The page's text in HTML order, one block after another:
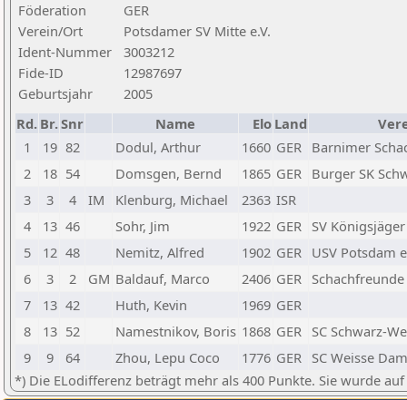
Föderation
GER
Verein/Ort
Potsdamer SV Mitte e.V.
Ident-Nummer
3003212
Fide-ID
12987697
Geburtsjahr
2005
Rd. Br.Snr Name Elo Land
1
19 82 Dodul, Arthur 1660 GER Barnimer
2
18 54 Domsgen, Bernd 1865 GER Burger SK
3
3 4 IM Klenburg, Michael 2363 ISR
4
13 46 Sohr, Jim 1922 GER SV
5
12 48 Nemitz, Alfred 1902 GER USV Potsdam
6
3 2 GM Baldauf, Marco 2406 GER
7
13 42 Huth, Kevin 1969 GER
8
13 52 Namestnikov, Boris 1868 GER SC Schwarz-
9
9 64 Zhou, Lepu Coco 1776 GER SC Weisse
*) Die ELodifferenz beträgt mehr als 400 Punkte. Sie wurde